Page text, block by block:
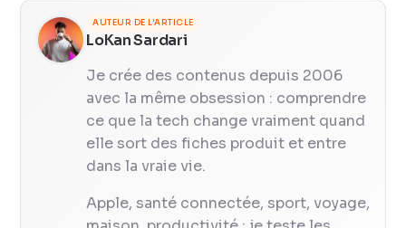
AUTEUR DE L'ARTICLE
LoKan Sardari
Je crée des contenus depuis 2006
avec la même obsession : comprendre
ce que la tech change vraiment quand
elle sort des fiches produit et entre
dans la vraie vie.
Apple, santé connectée, sport, voyage,